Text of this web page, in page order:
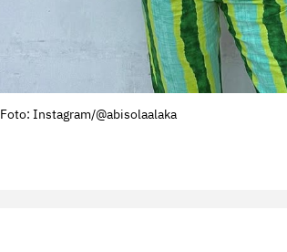
Foto: Instagram/@abisolaalaka